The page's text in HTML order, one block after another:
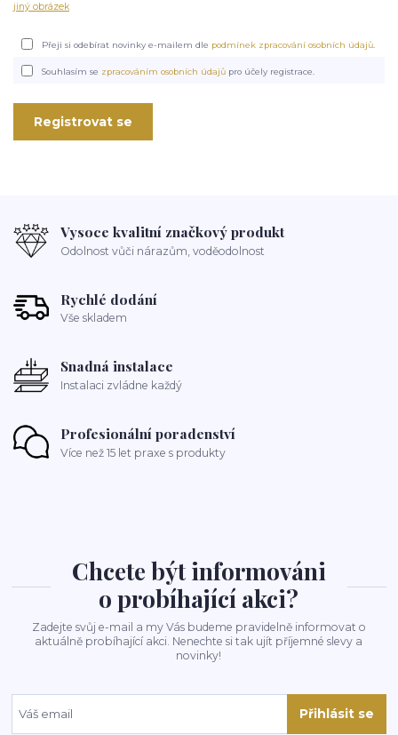
jiný obrázek
Přeji si odebírat novinky e-mailem dle podmínek zpracování osobních údajů.
Souhlasím se zpracováním osobních údajůpro účely registrace.
Registrovat se
Vysoce kvalitní značkový produkt
Odolnost vůči nárazům, voděodolnost
Rychlé dodání
Vše skladem
Snadná instalace
Instalaci zvládne každý
Profesionální poradenství
Více než 15 let praxe s produkty
Chcete být informováni
o probíhající akci?
Zadejte svůj e-mail a my Vás budeme pravidelně informovat o
aktuálně probíhající akci. Nenechte si tak ujít příjemné slevy a
novinky!
Přihlásit se